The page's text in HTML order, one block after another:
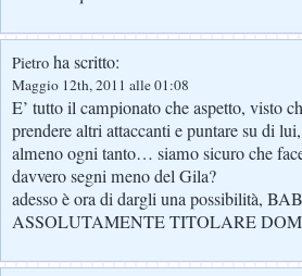
Pietro ha scritto:
Maggio 12th, 2011 alle 01:08
E’ tutto il campionato che aspetto, visto
prendere altri attaccanti e puntare su di
almeno ogni tanto… siamo sicuro che
davvero segni meno del Gila?
adesso è ora di dargli una possibilità,
ASSOLUTAMENTE TITOLARE